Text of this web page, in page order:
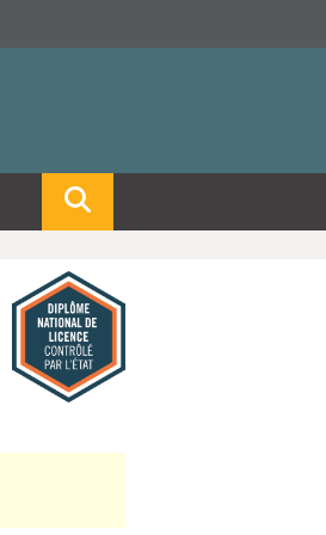
et Sportives)